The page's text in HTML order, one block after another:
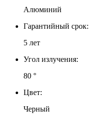
Алюминий
Гарантийный срок:
5 лет
Угол излучения:
80 °
Цвет:
Черный